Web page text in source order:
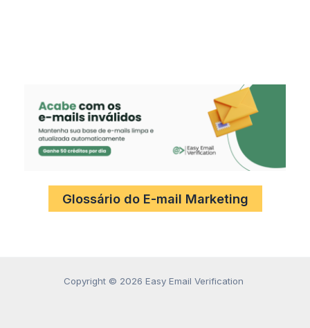
Glossário do E-mail Marketing
Copyright © 2026 Easy Email Verification